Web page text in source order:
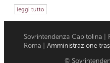
leggi tutto
Sovrintendenza Capitolina |
Roma | Amministrazione
©